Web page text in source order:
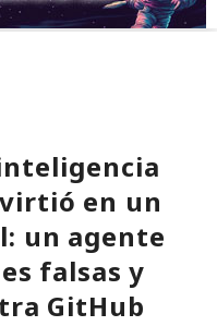
en un
un agente
falsas y
GitHub